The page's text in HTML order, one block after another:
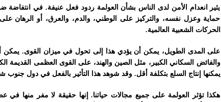
يثير انعدام الأمن لدى الناس بشأن العولمة ردود فعل عنيفة. في انتفاضة
حماية وعزل نفسه، والتركيز على الوطني، والدم، والعرق، أو الرهان
الحركات الشعبية العالمية.
على المدى الطويل، يمكن أن يؤدي هذا إلى تحول في ميزان القوى. يمكن أن
والفائض السكاني الكبير، مثل الصين والهند، على القوى العظمى القديمة
يمكنها إنتاج السلع بتكلفة أقل. وقد شوهد هذا التأثير بالفعل في دول جنوب
هكذا تؤثر العولمة على جميع مجالات حياتنا. إنها حقيقة لا مفر منها في